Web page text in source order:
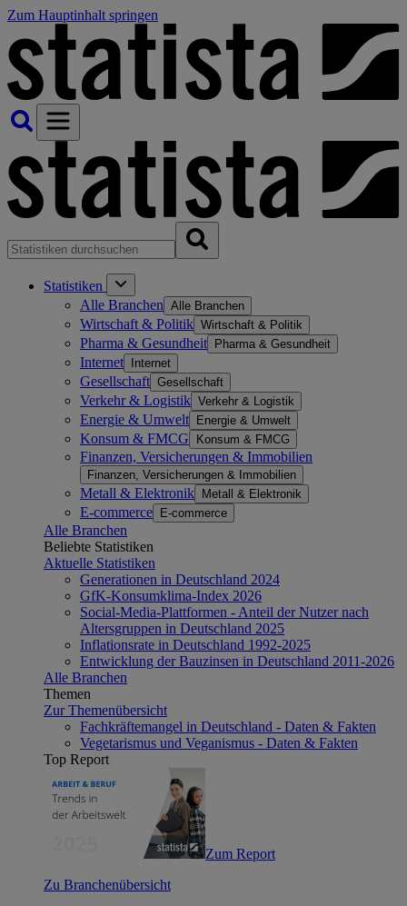
Zum Hauptinhalt springen
Statistiken
Alle Branchen Alle Branchen
Wirtschaft & Politik Wirtschaft & Politik
Pharma & Gesundheit Pharma & Gesundheit
Internet Internet
Gesellschaft Gesellschaft
Verkehr & Logistik Verkehr & Logistik
Energie & Umwelt Energie & Umwelt
Konsum & FMCG Konsum & FMCG
Finanzen, Versicherungen & Immobilien
Finanzen, Versicherungen & Immobilien
Metall & Elektronik Metall & Elektronik
E-commerce E-commerce
Alle Branchen
Beliebte Statistiken
Aktuelle Statistiken
Generationen in Deutschland 2024
GfK-Konsumklima-Index 2026
Social-Media-Plattformen - Anteil der Nutzer nach
Altersgruppen in Deutschland 2025
Inflationsrate in Deutschland 1992-2025
Entwicklung der Bauzinsen in Deutschland 2011-2026
Alle Branchen
Themen
Zur Themenübersicht
Fachkräftemangel in Deutschland - Daten & Fakten
Vegetarismus und Veganismus - Daten & Fakten
Top Report
Zum Report
Zu Branchenübersicht